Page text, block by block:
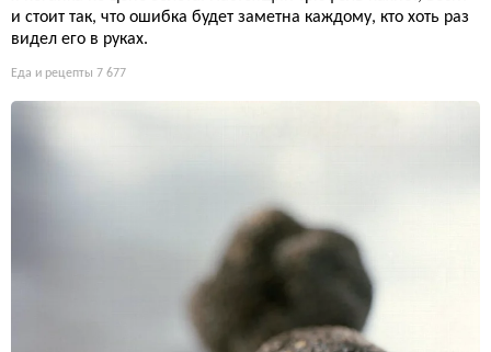
и стоит так, что ошибка будет заметна каждому, кто хоть раз
видел его в руках.
Еда и рецепты 7 677